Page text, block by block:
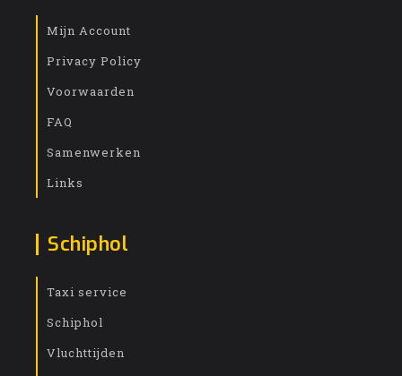
Mijn Account
Privacy Policy
Voorwaarden
FAQ
Samenwerken
Links
Schiphol
Taxi service
Schiphol
Vluchttijden